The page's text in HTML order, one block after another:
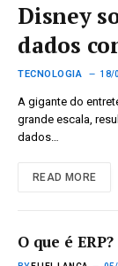
Disney
dados
TECNOLOGIA 18/
A gigante do
grande escala,
dados…
READ MORE
O que é ERP?